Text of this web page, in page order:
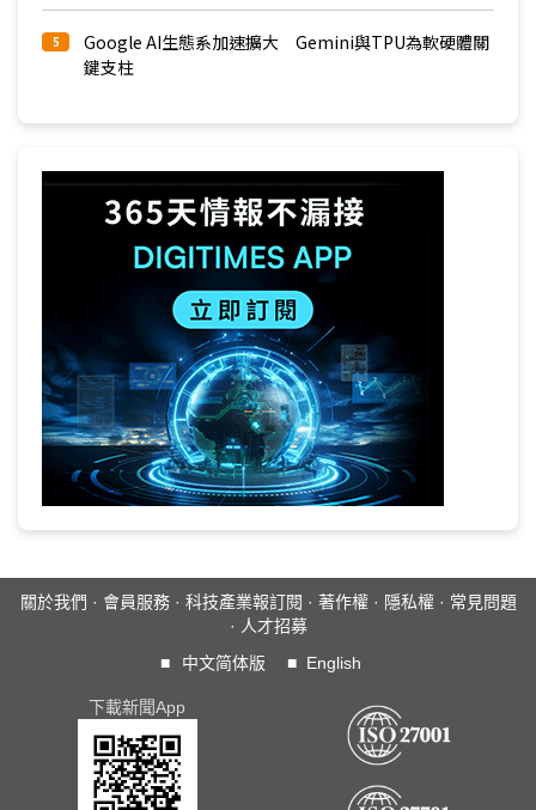
5
Google AI生態系加速擴大 Gemini與TPU為軟硬體關
鍵支柱
關於我們 · 會員服務· 科技產業報訂閱 · 著作權· 隱私權· 常見問題
· 人才招募
■
中文简体版 ■ English
下載新聞App